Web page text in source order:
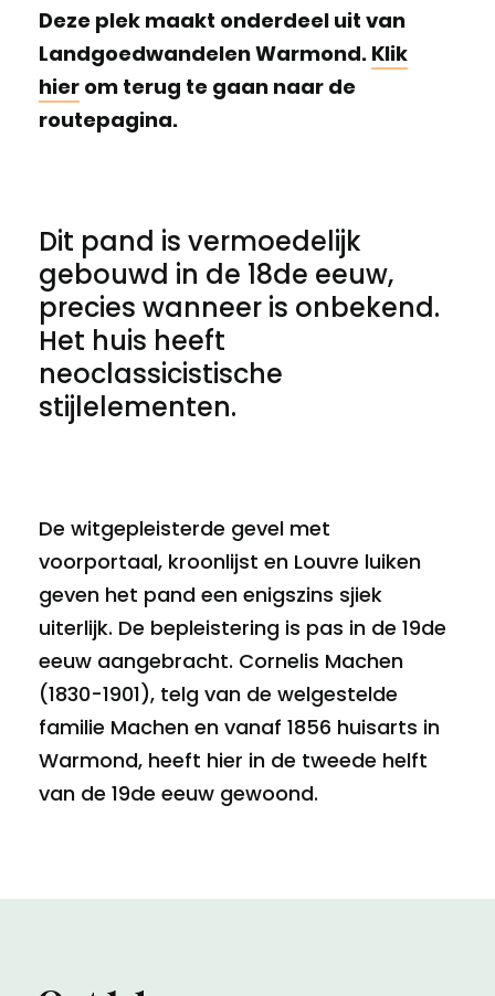
Deze plek maakt onderdeel uit van
Landgoedwandelen Warmond. Klik
hier om terug te gaan naar de
routepagina.
Dit pand is vermoedelijk
gebouwd in de 18de eeuw,
precies wanneer is onbekend.
Het huis heeft
neoclassicistische
stijlelementen.
De witgepleisterde gevel met
voorportaal, kroonlijst en Louvre luiken
geven het pand een enigszins sjiek
uiterlijk. De bepleistering is pas in de 19de
eeuw aangebracht. Cornelis Machen
(1830-1901), telg van de welgestelde
familie Machen en vanaf 1856 huisarts in
Warmond, heeft hier in de tweede helft
van de 19de eeuw gewoond.